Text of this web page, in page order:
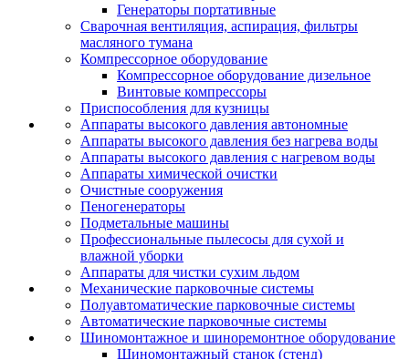
Генераторы портативные
Сварочная вентиляция, аспирация, фильтры
масляного тумана
Компрессорное оборудование
Компрессорное оборудование дизельное
Винтовые компрессоры
Приспособления для кузницы
Аппараты высокого давления автономные
Аппараты высокого давления без нагрева воды
Аппараты высокого давления с нагревом воды
Аппараты химической очистки
Очистные сооружения
Пеногенераторы
Подметальные машины
Профессиональные пылесосы для сухой и
влажной уборки
Аппараты для чистки сухим льдом
Механические парковочные системы
Полуавтоматические парковочные системы
Автоматические парковочные системы
Шиномонтажное и шиноремонтное оборудование
Шиномонтажный станок (стенд)